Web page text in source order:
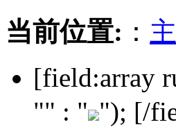
当前位置: ：
[field:array
"" : " "); [/